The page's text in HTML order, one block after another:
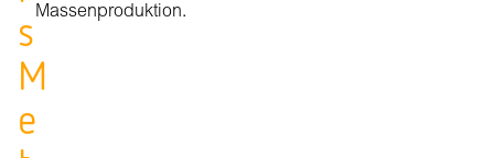
s
M
e
Massenproduktion.